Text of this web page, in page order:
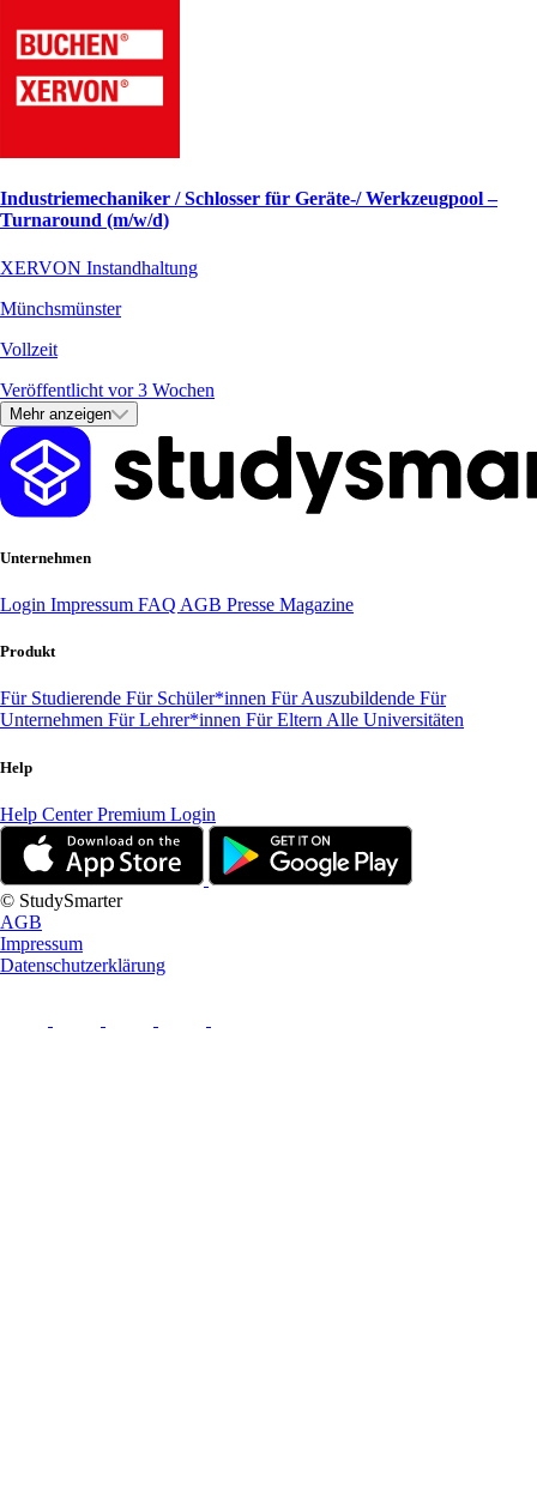
Industriemechaniker / Schlosser für Geräte-/ Werkzeugpool –
Turnaround (m/w/d)
XERVON Instandhaltung
Münchsmünster
Vollzeit
Veröffentlicht vor 3 Wochen
Mehr anzeigen
Unternehmen
Login Impressum FAQ AGB Presse Magazine
Produkt
Für Studierende Für Schüler*innen Für Auszubildende Für
Unternehmen Für Lehrer*innen Für Eltern Alle Universitäten
Help
Help CenterPremium Login
© StudySmarter
AGB
Impressum
Datenschutzerklärung